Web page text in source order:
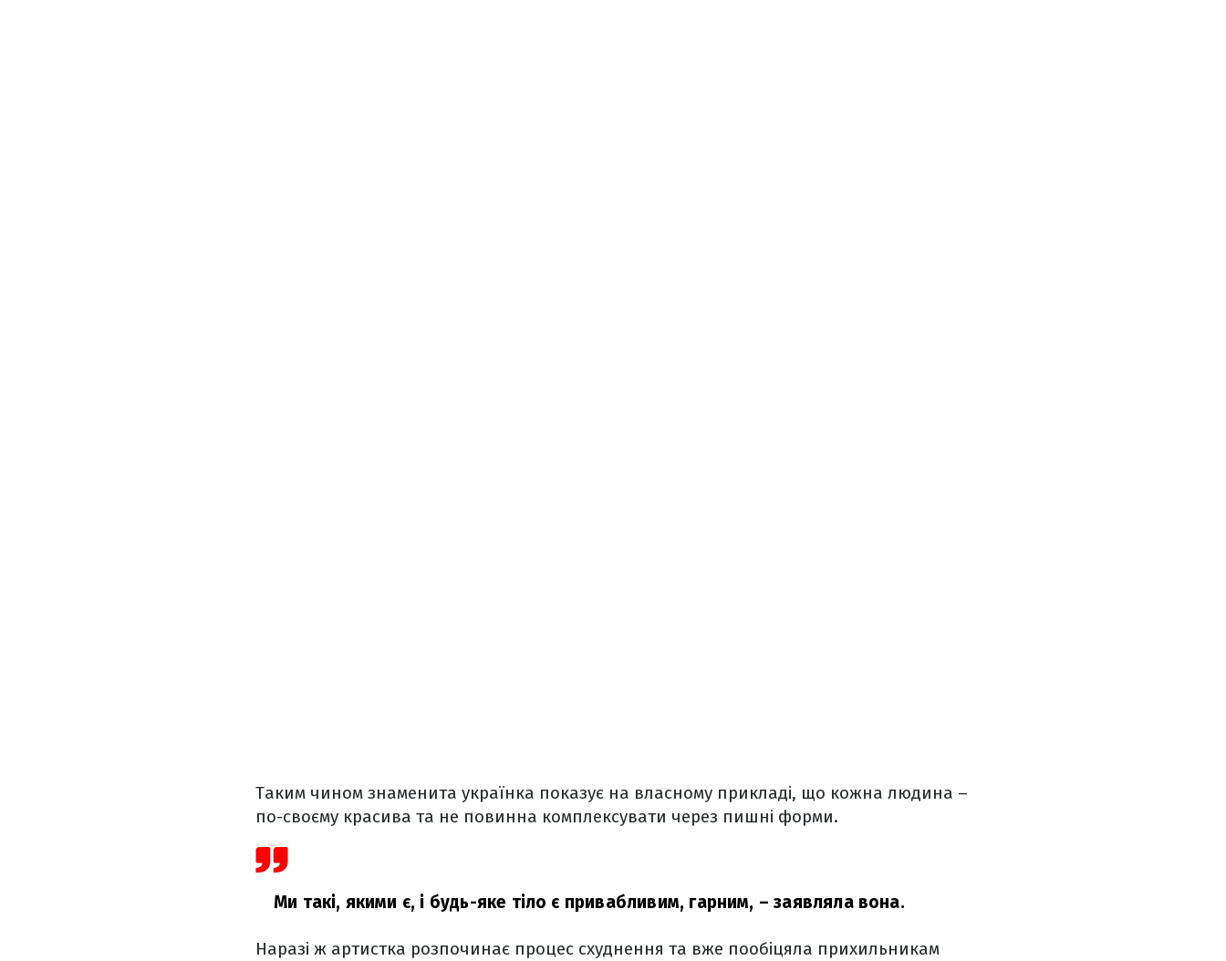
Таким чином знаменита українка показує на власному прикладі, що кожна людина –
по-своєму красива та не повинна комплексувати через пишні форми.
Ми такі, якими є, і будь-яке тіло є привабливим, гарним, – заявляла вона.
Наразі ж артистка розпочинає процес схуднення та вже пообіцяла прихильникам